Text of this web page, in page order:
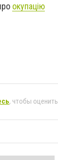
окупацію
, чтобы оценить